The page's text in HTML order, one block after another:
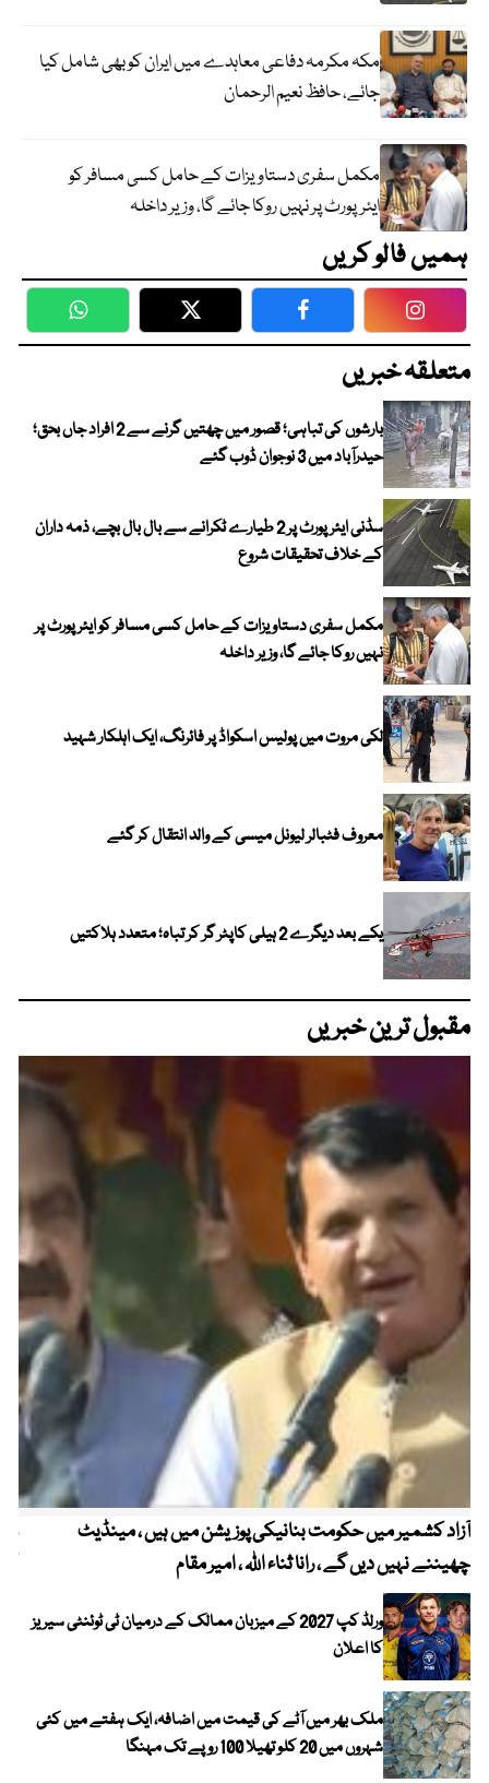
مکہ مکرمہ دفاعی معاہدے میں ایران کو بھی شامل کیا
جائے، حافظ نعیم الرحمان
مکمل سفری دستاویزات کے حامل کسی مسافر کو
ایئرپورٹ پر نہیں روکا جائے گا، وزیر داخلہ
ہمیں فالو کریں
WhatsApp Twitter Facebook
متعلقہ خبریں
بارشوں کی تباہی؛ قصور میں چھتیں گرنے سے 2 افراد جاں بحق؛
حیدرآباد میں 3 نوجوان ڈوب گئے
سڈنی ایئرپورٹ پر 2 طیارے ٹکرانے سے بال بال بچے، ذمہ داران
کے خلاف تحقیقات شروع
مکمل سفری دستاویزات کے حامل کسی مسافر کو ایئرپورٹ پر
نہیں روکا جائے گا، وزیر داخلہ
لکی مروت میں پولیس اسکواڈ پر فائرنگ، ایک اہلکار شہید
معروف فٹبالر لیونل میسی کے والد انتقال کر گئے
یکے بعد دیگرے 2 ہیلی کاپٹر گر کر تباہ؛ متعدد ہلاکتیں
مقبول ترین خبریں
آزاد کشمیر میں حکومت بنانیکی پوزیشن میں ہیں ، مینڈیٹ
چھیننے نہیں دیں گے ، رانا ثناء اللہ ، امیر مقام
ورلڈ کپ 2027 کے میزبان ممالک کے درمیان ٹی ٹوئنٹی سیریز
کا اعلان
ملک بھر میں آٹے کی قیمت میں اضافہ، ایک ہفتے میں کئی
شہروں میں 20 کلو تھیلا 100 روپے تک مہنگا